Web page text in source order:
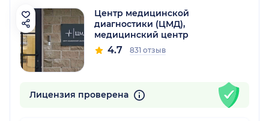
Центр медицинской
диагностики (ЦМД),
медицинский центр
4.7 831 отзыв
Лицензия проверена